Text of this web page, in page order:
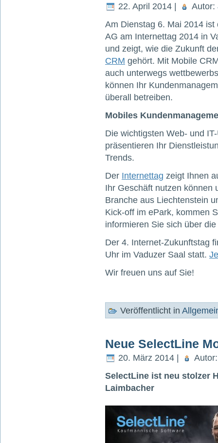
22. April 2014 | Autor:
Am Dienstag 6. Mai 2014 ist
AG am Internettag 2014 in
und zeigt, wie die Zukunft
CRM gehört. Mit Mobile
auch unterwegs
können Ihr
überall betreiben.
Mobiles
Die wichtigsten Web- und
präsentieren Ihr
Trends.
Der Internettag zeigt Ihnen
Ihr Geschäft nutzen können
Branche aus Liechtenstein
Kick-off im ePark, kommen
informieren Sie sich über
Der 4. Internet-Zukunftstag
Uhr im Vaduzer Saal statt.
Wir freuen uns auf Sie!
Veröffentlicht in
Neue SelectLine
20. März 2014 |
SelectLine ist neu stolzer
Laimbacher